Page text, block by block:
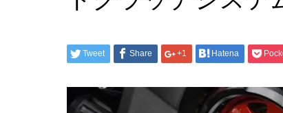
Tweet Share +1 Hatena